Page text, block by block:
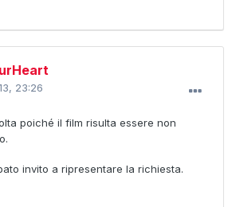
23:26
poiché il film risulta essere non
invito a ripresentare la richiesta.